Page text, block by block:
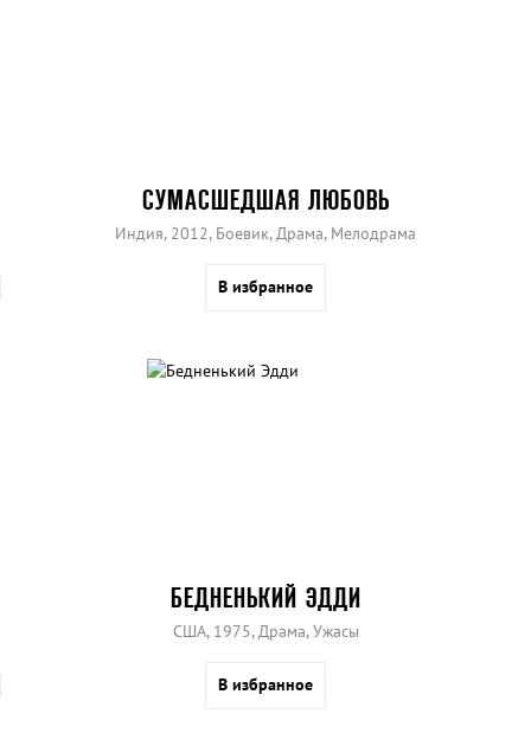
СУМАСШЕДШАЯ ЛЮБОВЬ
Индия, 2012, Боевик, Драма, Мелодрама
В избранное
БЕДНЕНЬКИЙ ЭДДИ
США, 1975, Драма, Ужасы
В избранное